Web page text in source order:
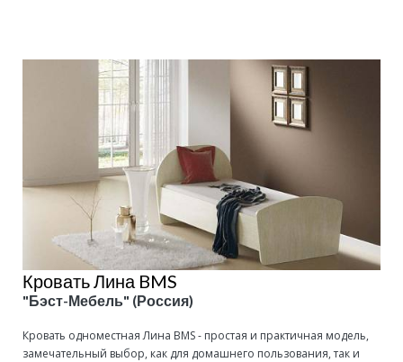
Кровать Лина BMS
"Бэст-Мебель" (Россия)
Кровать одноместная Лина BMS - простая и практичная модель,
замечательный выбор, как для домашнего пользования, так и